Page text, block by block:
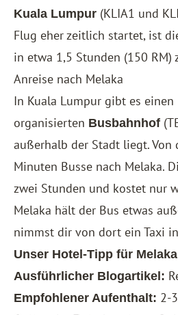
Kuala Lumpur (KLIA1 und
Flug eher zeitlich startet, ist
in etwa 1,5 Stunden (150 RM)
Anreise nach Melaka
In Kuala Lumpur gibt es einen
organisierten Busbahnhof
außerhalb der Stadt liegt.
Minuten Busse nach Melaka.
zwei Stunden und kostet nur
Melaka hält der Bus etwas
nimmst dir von dort ein Taxi
Unser Hotel-Tipp für
Ausführlicher Blogartikel:
Empfohlener Aufenthalt: 2-